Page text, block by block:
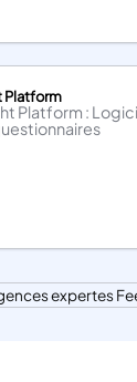
Platform
Platform :
expertes